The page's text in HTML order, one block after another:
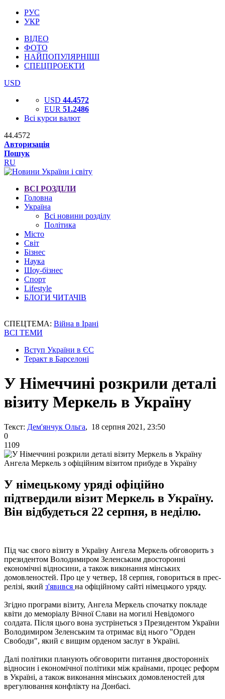
РУС
УКР
ВІДЕО
ФОТО
НАЙПОПУЛЯРНІШІ
СПЕЦПРОЕКТИ
USD
USD 44.4572
EUR 51.2486
Всі курси валют
44.4572
Авторизація
Пошук
RU
ВСІ РОЗДІЛИ
Головна
Україна
Всі новини розділу
Політика
Місто
Світ
Бізнес
Наука
Шоу-бізнес
Спорт
Lifestyle
БЛОГИ ЧИТАЧІВ
СПЕЦТЕМА: Війна в Ірані
ВСІ ТЕМИ
Вступ України в ЄС
Теракт в Барселоні
У Німеччині розкрили деталі
візиту Меркель в Україну
Текст: Дем'янчук Ольга, 18 серпня 2021, 23:50
0
1109
Ангела Меркель з офіційним візитом прибуде в Україну
У німецькому уряді офіційно
підтвердили візит Меркель в Україну.
Він відбудеться 22 серпня, в неділю.
Під час свого візиту в Україну Ангела Меркель обговорить з
президентом Володимиром Зеленським двосторонні
економічні відносини, а також виконання мінських
домовленостей. Про це у четвер, 18 серпня, говориться в прес-
релізі, який з'явився на офіційному сайті німецького уряду.
Згідно програми візиту, Ангела Меркель спочатку покладе
квіти до меморіалу Вічної Слави на могилі Невідомого
солдата. Після цього вона зустрінеться з Президентом України
Володимиром Зеленським та отримає від нього "Орден
Свободи", який є вищим орденом заслуг в Україні.
Далі політики планують обговорити питання двосторонніх
відносин і економічної політики між країнами, процес реформ
в Україні, а також виконання мінських домовленостей для
врегулювання конфлікту на Донбасі.